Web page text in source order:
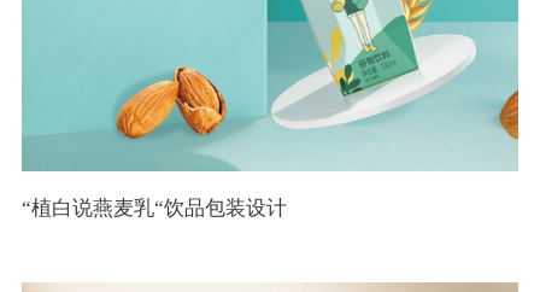
“植白说燕麦乳“饮品包装设计